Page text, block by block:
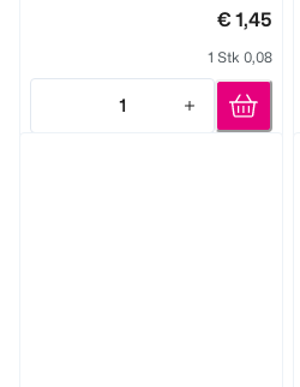
€ 1,45
1 Stk 0,08
1
Quantity: 1